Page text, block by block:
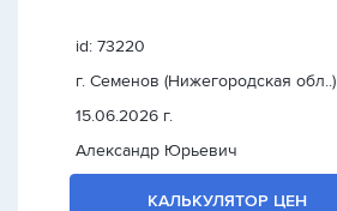
id: 73220
г. Семенов (Нижегородская обл..)
15.06.2026 г.
Александр Юрьевич
КАЛЬКУЛЯТОР ЦЕН